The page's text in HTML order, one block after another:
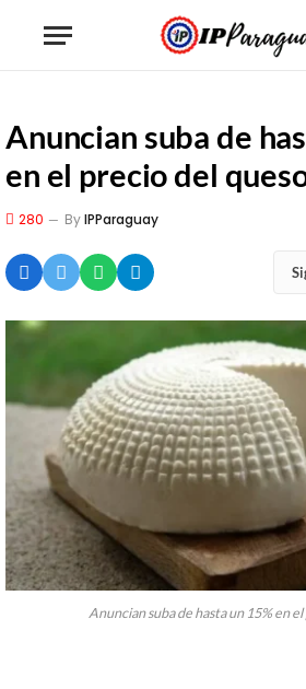
Anuncian suba de
en el precio del
280 ByIPParaguay
Anuncian suba de hasta un 15% en